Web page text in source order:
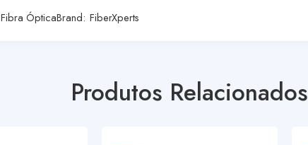
Fibra ÓpticaBrand: FiberXperts
Produtos Relacionados